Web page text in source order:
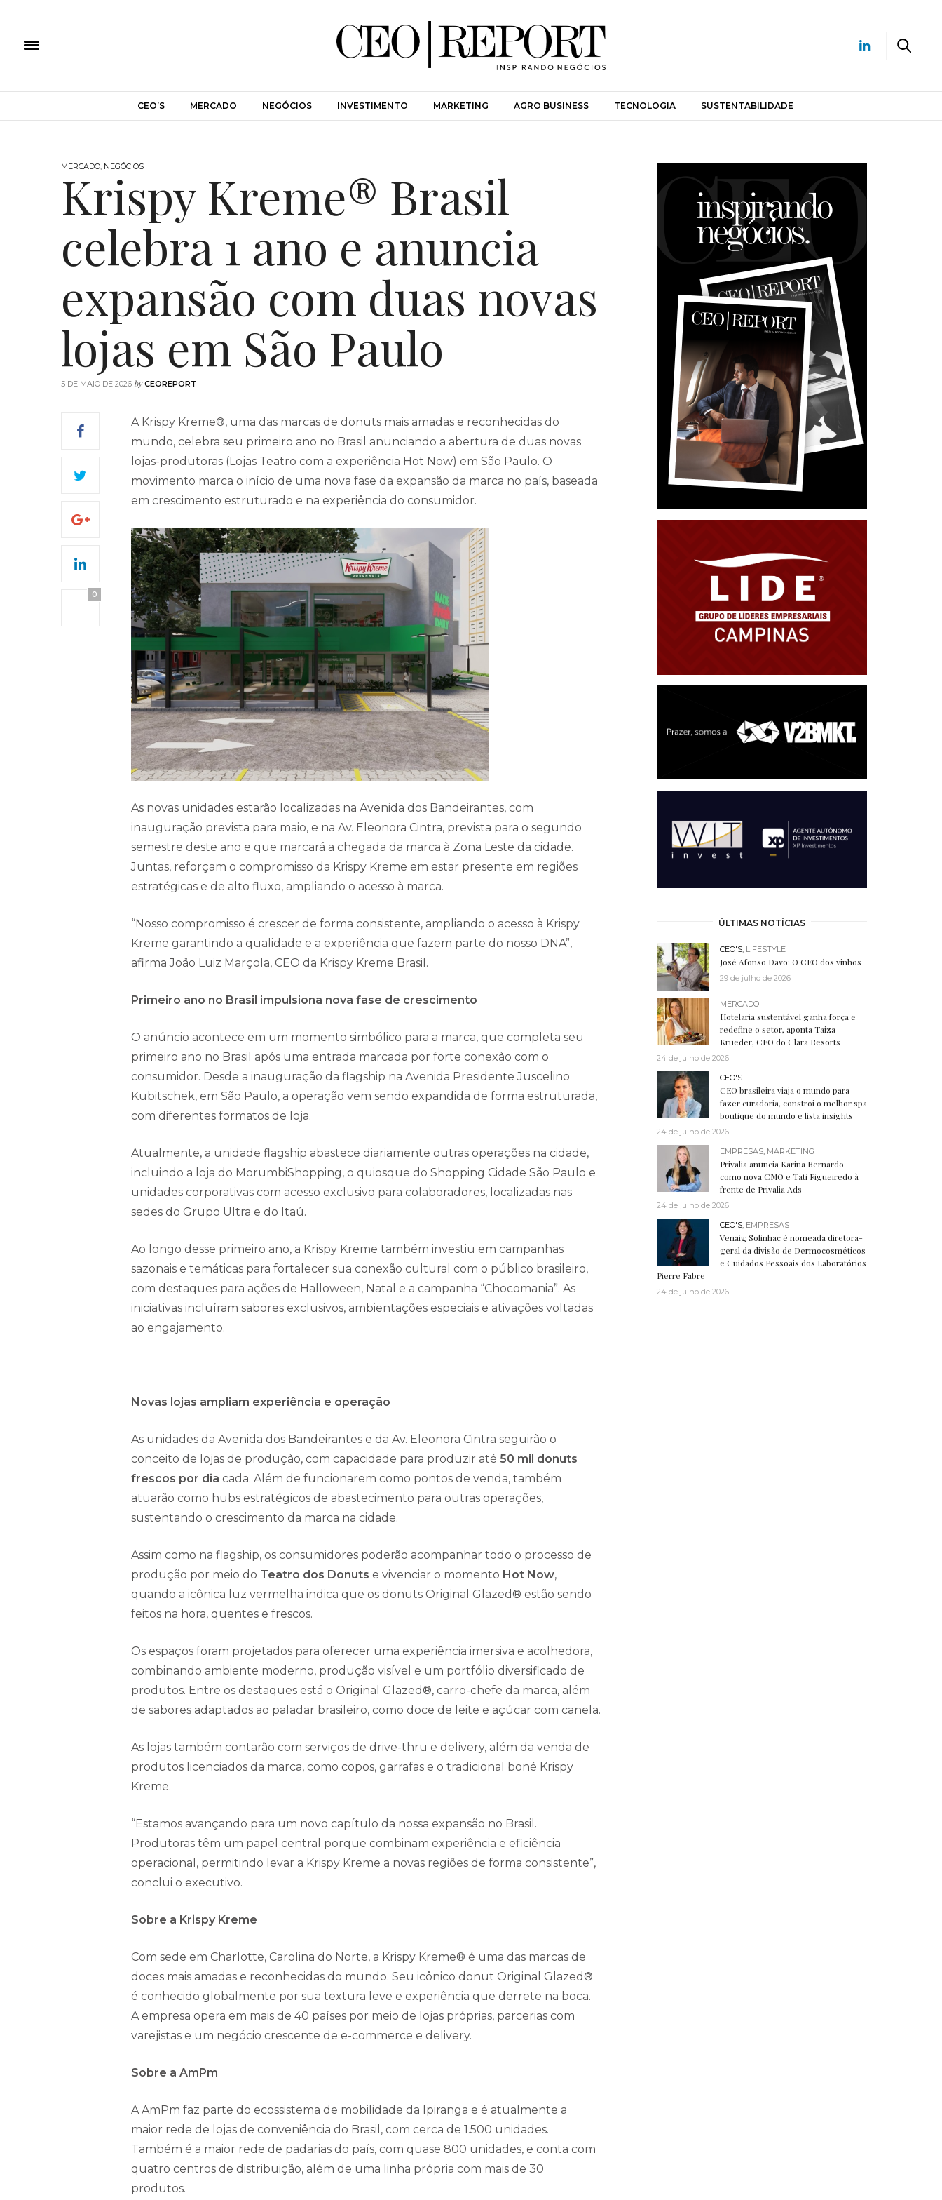
CEO’S MERCADO NEGÓCIOS INVESTIMENTO MARKETING AGRO BUSINESS TECNOLOGIA SUSTENTABILIDADE
MERCADO, NEGÓCIOS
Krispy Kreme® Brasil
celebra 1 ano e anuncia
expansão com duas novas
lojas em São Paulo
5 DE MAIO DE 2026 by CEOREPORT
0
A Krispy Kreme®, uma das marcas de donuts mais amadas e reconhecidas do
mundo, celebra seu primeiro ano no Brasil anunciando a abertura de duas novas
lojas-produtoras (Lojas Teatro com a experiência Hot Now) em São Paulo. O
movimento marca o início de uma nova fase da expansão da marca no país, baseada
em crescimento estruturado e na experiência do consumidor.
As novas unidades estarão localizadas na Avenida dos Bandeirantes, com
inauguração prevista para maio, e na Av. Eleonora Cintra, prevista para o segundo
semestre deste ano e que marcará a chegada da marca à Zona Leste da cidade.
Juntas, reforçam o compromisso da Krispy Kreme em estar presente em regiões
estratégicas e de alto fluxo, ampliando o acesso à marca.
“Nosso compromisso é crescer de forma consistente, ampliando o acesso à Krispy
Kreme garantindo a qualidade e a experiência que fazem parte do nosso DNA”,
afirma João Luiz Marçola, CEO da Krispy Kreme Brasil.
Primeiro ano no Brasil impulsiona nova fase de crescimento
O anúncio acontece em um momento simbólico para a marca, que completa seu
primeiro ano no Brasil após uma entrada marcada por forte conexão com o
consumidor. Desde a inauguração da flagship na Avenida Presidente Juscelino
Kubitschek, em São Paulo, a operação vem sendo expandida de forma estruturada,
com diferentes formatos de loja.
Atualmente, a unidade flagship abastece diariamente outras operações na cidade,
incluindo a loja do MorumbiShopping, o quiosque do Shopping Cidade São Paulo e
unidades corporativas com acesso exclusivo para colaboradores, localizadas nas
sedes do Grupo Ultra e do Itaú.
Ao longo desse primeiro ano, a Krispy Kreme também investiu em campanhas
sazonais e temáticas para fortalecer sua conexão cultural com o público brasileiro,
com destaques para ações de Halloween, Natal e a campanha “Chocomania”. As
iniciativas incluíram sabores exclusivos, ambientações especiais e ativações voltadas
ao engajamento.
Novas lojas ampliam experiência e operação
As unidades da Avenida dos Bandeirantes e da Av. Eleonora Cintra seguirão o
conceito de lojas de produção, com capacidade para produzir até 50 mil donuts
frescos por dia cada. Além de funcionarem como pontos de venda, também
atuarão como hubs estratégicos de abastecimento para outras operações,
sustentando o crescimento da marca na cidade.
Assim como na flagship, os consumidores poderão acompanhar todo o processo de
produção por meio do Teatro dos Donuts e vivenciar o momento Hot Now,
quando a icônica luz vermelha indica que os donuts Original Glazed® estão sendo
feitos na hora, quentes e frescos.
Os espaços foram projetados para oferecer uma experiência imersiva e acolhedora,
combinando ambiente moderno, produção visível e um portfólio diversificado de
produtos. Entre os destaques está o Original Glazed®, carro-chefe da marca, além
de sabores adaptados ao paladar brasileiro, como doce de leite e açúcar com canela.
As lojas também contarão com serviços de drive-thru e delivery, além da venda de
produtos licenciados da marca, como copos, garrafas e o tradicional boné Krispy
Kreme.
“Estamos avançando para um novo capítulo da nossa expansão no Brasil.
Produtoras têm um papel central porque combinam experiência e eficiência
operacional, permitindo levar a Krispy Kreme a novas regiões de forma consistente”,
conclui o executivo.
Sobre a Krispy Kreme
Com sede em Charlotte, Carolina do Norte, a Krispy Kreme® é uma das marcas de
doces mais amadas e reconhecidas do mundo. Seu icônico donut Original Glazed®
é conhecido globalmente por sua textura leve e experiência que derrete na boca.
A empresa opera em mais de 40 países por meio de lojas próprias, parcerias com
varejistas e um negócio crescente de e-commerce e delivery.
Sobre a AmPm
A AmPm faz parte do ecossistema de mobilidade da Ipiranga e é atualmente a
maior rede de lojas de conveniência do Brasil, com cerca de 1.500 unidades.
Também é a maior rede de padarias do país, com quase 800 unidades, e conta com
quatro centros de distribuição, além de uma linha própria com mais de 30
produtos.
ÚLTIMAS NOTÍCIAS
CEO'S, LIFESTYLE
José Afonso Davo: O CEO dos vinhos
29 de julho de 2026
MERCADO
Hotelaria sustentável ganha força e
redefine o setor, aponta Taiza
Krueder, CEO do Clara Resorts
24 de julho de 2026
CEO'S
CEO brasileira viaja o mundo para
fazer curadoria, constroi o melhor spa
boutique do mundo e lista insights
24 de julho de 2026
EMPRESAS MARKETING
Privalia anuncia Karina Bernardo
como nova CMO e Tati Figueiredo à
frente de Privalia Ads
24 de julho de 2026
CEO'S EMPRESAS
Venaig Solinhac é nomeada diretora-
geral da divisão de Dermocosméticos
e Cuidados Pessoais dos Laboratórios
Pierre Fabre
24 de julho de 2026